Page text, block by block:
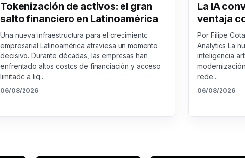
Tokenización de activos: el gran
salto financiero en Latinoamérica
Una nueva infraestructura para el crecimiento
empresarial Latinoamérica atraviesa un momento
decisivo. Durante décadas, las empresas han
enfrentado altos costos de financiación y acceso
limitado a liq...
06/08/2026
La IA
ventaja
Por Filipe
Analytics La
inteligencia
rede...
06/08/2026